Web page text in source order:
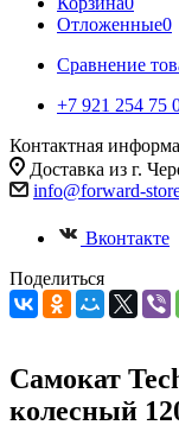
Отложенные0
Сравнение
+7 921 254 75
Контактная
Доставка из г.
info@forward-
Вконтакте
Поделиться
Самокат
колесный